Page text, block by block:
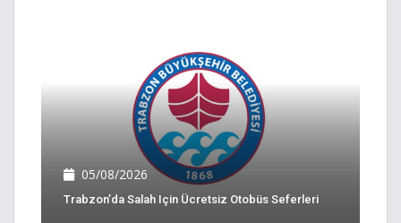
05/08/2026
Trabzon’da Salah Için Ücretsiz Otobüs Seferleri